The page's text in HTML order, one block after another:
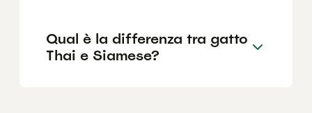
Qual è la differenza tra gatto
Thai e Siamese?